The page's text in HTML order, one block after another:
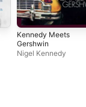
Kennedy Meets
Gershwin
Nigel Kennedy